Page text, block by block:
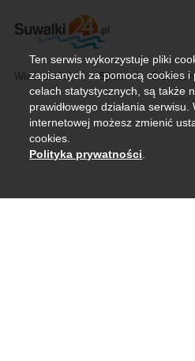
Wiadomości Sport Biznes,
Ten serwis wykorzystuje pliki
zapisanych za pomocą cookies
celach statystycznych, są także
prawidłowego działania
internetowej możesz zmienić
cookies.
Polityka prywatności